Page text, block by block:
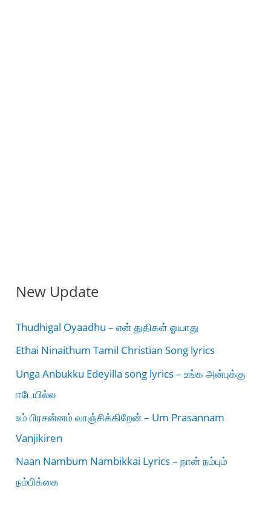
New Update
Thudhigal Oyaadhu – என் துதிகள் ஓயாது
Ethai Ninaithum Tamil Christian Song lyrics
Unga Anbukku Edeyilla song lyrics – உங்க அன்புக்கு
ஈடேயில்ல
உம் பிரசன்னம் வாஞ்சிக்கிறேன் – Um Prasannam
Vanjikiren
Naan Nambum Nambikkai Lyrics – நான் நம்பும்
நம்பிக்கை